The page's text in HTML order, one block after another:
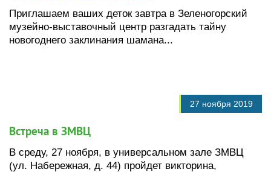
Приглашаем ваших деток завтра в Зеленогорский
музейно-выставочный центр разгадать тайну
новогоднего заклинания шамана...
27 ноября 2019
Встреча в ЗМВЦ
В среду, 27 ноября, в универсальном зале ЗМВЦ
(ул. Набережная, д. 44) пройдет викторина,